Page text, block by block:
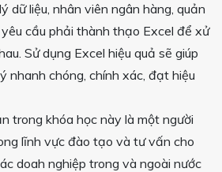
dữ liệu, nhân viên ngân hàng, quản
cầu phải thành thạo Excel để xử
Sử dụng Excel hiệu quả sẽ giúp
nhanh chóng, chính xác, đạt hiệu
trong khóa học này là một người
lĩnh vực đào tạo và tư vấn cho
doah nghiệp trong và ngoài nước